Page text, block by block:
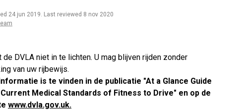
24 jun 2019. Last reviewed 8 nov 2020
de DVLA niet in te lichten. U mag blijven rijden zonder
van uw rijbewijs.
is te vinden in de publicatie "At a Glance Guide
Medical Standards of Fitness to Drive" en op de
www.dvla.gov.uk.